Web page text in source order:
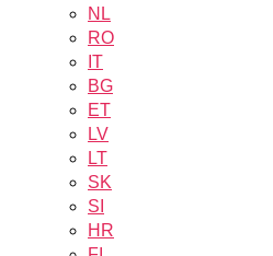
NL
RO
IT
BG
ET
LV
LT
SK
SI
HR